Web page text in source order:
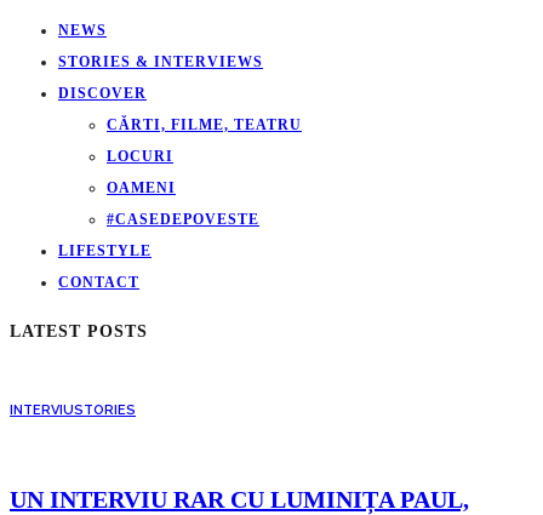
NEWS
STORIES & INTERVIEWS
DISCOVER
CĂRTI, FILME, TEATRU
LOCURI
OAMENI
#CASEDEPOVESTE
LIFESTYLE
CONTACT
LATEST POSTS
INTERVIUSTORIES
UN INTERVIU RAR CU LUMINIȚA PAUL,